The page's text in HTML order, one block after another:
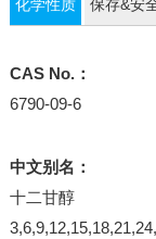
化学性质 保存&安
CAS No.：
6790-09-6
中文别名：
十二甘醇